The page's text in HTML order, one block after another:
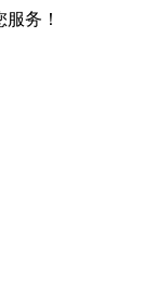
务！